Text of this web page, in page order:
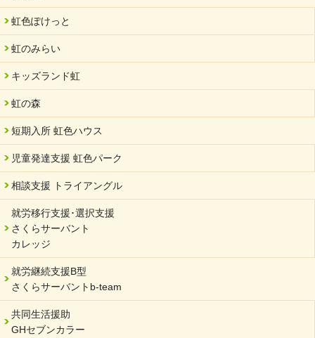
虹色ぽけっと
虹のみらい
キッズランド虹
虹の森
短期入所 虹色ハウス
児童発達支援 虹色パーク
相談支援 トライアングル
就労移行支援･選択支援
さくらサーバント
カレッジ
就労継続支援B型
さくらサーバントb-team
共同生活援助
GHセブンカラー